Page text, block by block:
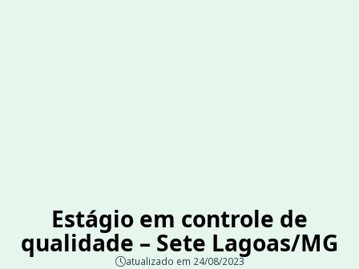
Estágio em controle de
qualidade – Sete Lagoas/MG
atualizado em 24/08/2023